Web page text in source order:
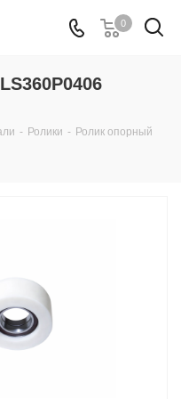
0
- Ролики - Ролик опорный